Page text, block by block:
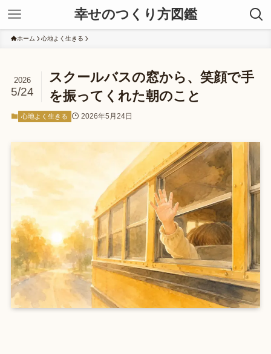
幸せのつくり方図鑑
ホーム 心地よく生きる
スクールバスの窓から、笑顔で手
を振ってくれた朝のこと
2026
5/24
心地よく生きる 2026年5月24日